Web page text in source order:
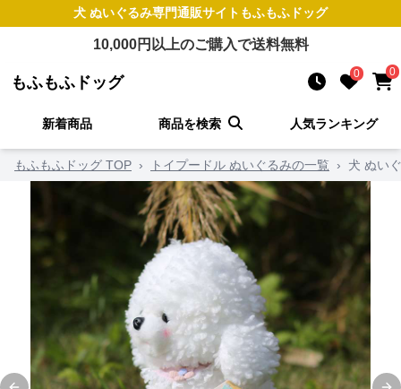
犬 ぬいぐるみ専門通販サイト もふもふドッグ
10,000円以上のご購入で送料無料
もふもふドッグ 0 0
新着商品 商品を検索 人気ランキング
もふもふドッグ TOP › トイプードル ぬいぐるみの一覧 › 犬 ぬい